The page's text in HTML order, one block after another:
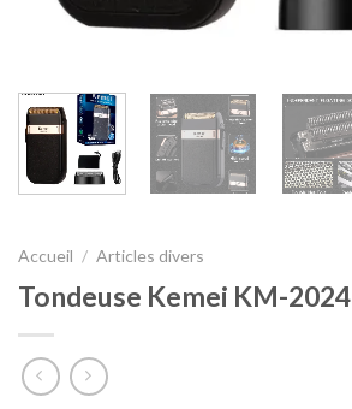
Accueil / Articles divers
Tondeuse Kemei KM-2024